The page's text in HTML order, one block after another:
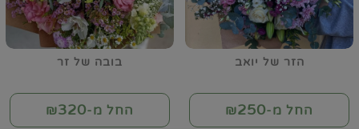
הזר של יואב
החל מ-₪250
בובה של זר
החל מ-₪320